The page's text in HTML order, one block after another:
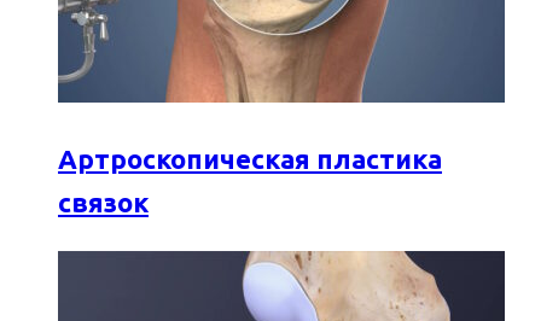
Артроскопическая пластика
связок